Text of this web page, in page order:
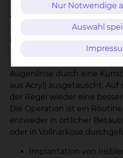
Therapie & Verfahren
Operationen beim
Augenlinse durch eine
aus Acryl) ausgetauscht. Auf
der Regel wieder eine
Die Operation ist ein
entweder in örtlicher
oder in Vollnarkose
Implantation von
Nur Notwendige
Auswahl